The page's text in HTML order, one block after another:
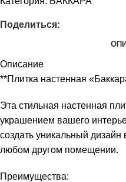
Поделиться:
Описание
**Плитка настенная
Эта стильная настенная
украшением вашего
создать уникальный дизайн
любом другом помещении.
Преимущества: